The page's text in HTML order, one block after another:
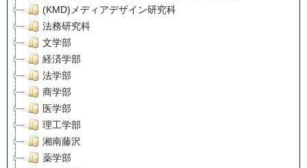
(KMD)メディアデザイン研究科
法務研究科
文学部
経済学部
法学部
商学部
医学部
理工学部
湘南藤沢
薬学部